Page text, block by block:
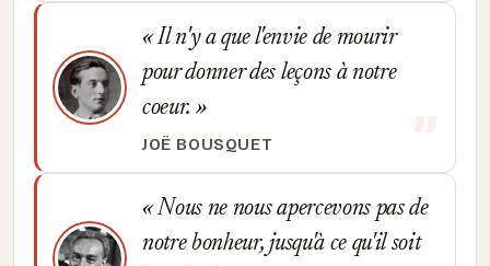
Il n'y a que l'envie de mourir
pour donner des leçons à notre
coeur.
JOË BOUSQUET
Nous ne nous apercevons pas de
notre bonheur, jusqu'à ce qu'il soit